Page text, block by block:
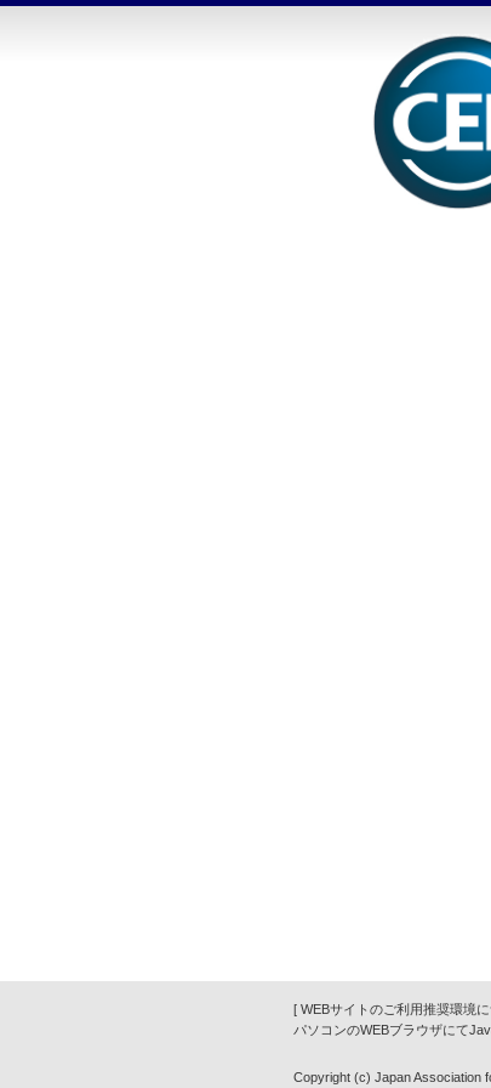
[ WEBサイトのご利用推奨環境
パソコンのWEBブラウザにて
Copyright (c) Japan Association